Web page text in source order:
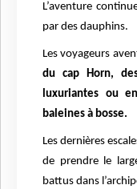
L’aventure
par des dauphins.
Les voyageurs
du cap Horn,
luxuriantes ou
baleines à bosse.
Les dernières
de prendre le
battus dans